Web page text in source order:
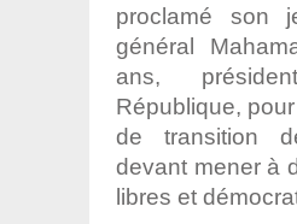
proclamé son
général
ans,
République,
de transition
devant mener à
libres et